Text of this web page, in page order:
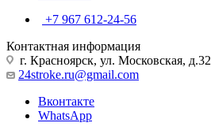
+7 967 612-24-56
Контактная информация
г. Красноярск, ул. Московская, д.32
24stroke.ru@gmail.com
Вконтакте
WhatsApp